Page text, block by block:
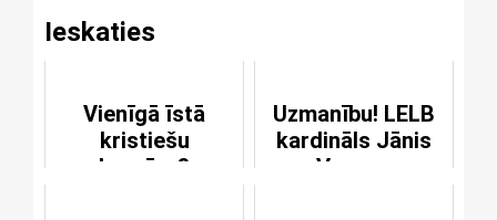
Ieskaties
Vienīgā īstā
kristiešu
baznīca?
Uzmanību! LELB
kardināls Jānis
Vanags